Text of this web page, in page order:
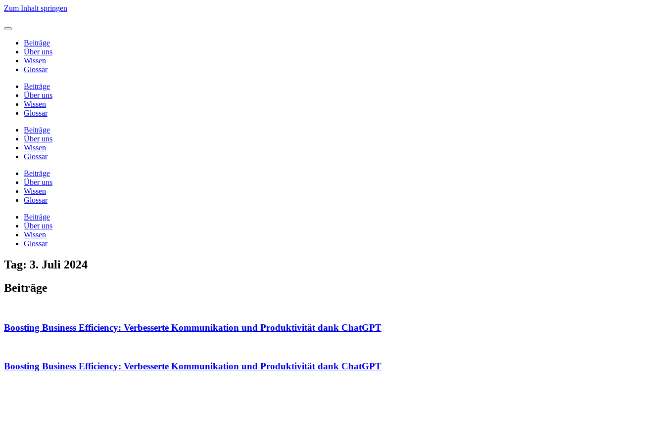
Zum Inhalt springen
Beiträge
Über uns
Wissen
Glossar
Beiträge
Über uns
Wissen
Glossar
Beiträge
Über uns
Wissen
Glossar
Beiträge
Über uns
Wissen
Glossar
Beiträge
Über uns
Wissen
Glossar
Tag: 3. Juli 2024
Beiträge
Boosting Business Efficiency: Verbesserte Kommunikation und Produktivität dank ChatGPT
Boosting Business Efficiency: Verbesserte Kommunikation und Produktivität dank ChatGPT